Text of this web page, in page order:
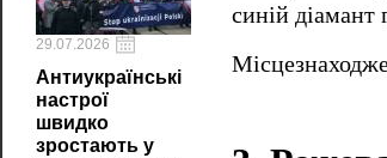
29.07.2026
Антиукраїнські
настрої
швидко
зростають у
синій